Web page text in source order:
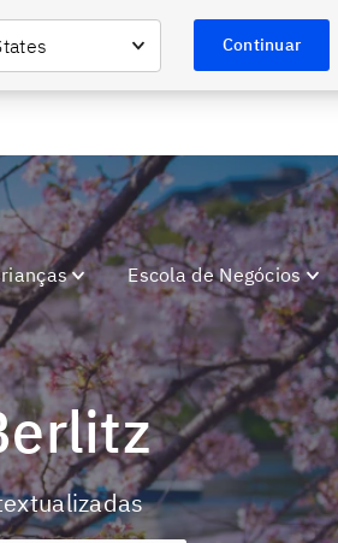
condições especiais.
Continuar
Escola de Negócios